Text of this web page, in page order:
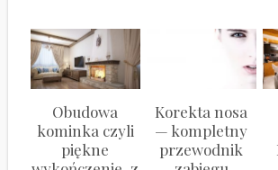
Obudowa
kominka czyli
piękne
Korekta nosa
— kompletny
przewodnik